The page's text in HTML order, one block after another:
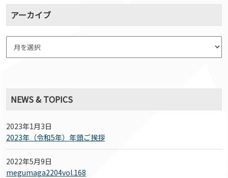
アーカイブ
NEWS & TOPICS
2023年1月3日
2023年（令和5年）年頭ご挨拶
2022年5月9日
megumaga2204vol.168